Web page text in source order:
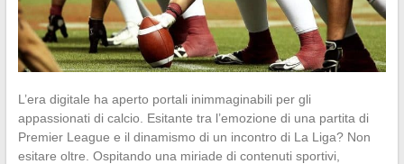
L’era digitale ha aperto portali inimmaginabili per gli
appassionati di calcio. Esitante tra l’emozione di una partita di
Premier League e il dinamismo di un incontro di La Liga? Non
esitare oltre. Ospitando una miriade di contenuti sportivi,